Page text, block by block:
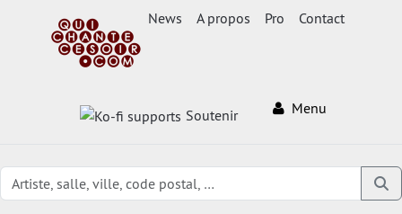
News A propos Pro Contact
Soutenir Menu